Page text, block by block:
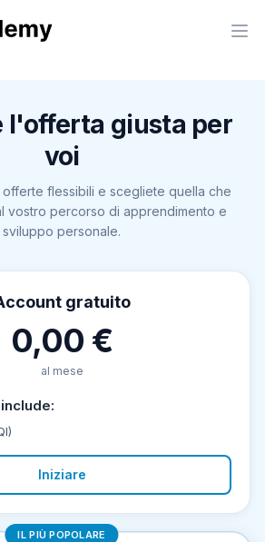
l'offerta giusta per
voi
flessibili e scegliete quella che
vostro percorso di apprendimento e
sviluppo personale.
gratuito
0,00 €
al mese
Iniziare
IL PIÙ POPOLARE